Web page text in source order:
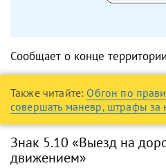
Сообщает о конце
Также читайте: Обгон по
совершать маневр, штрафы за
Знак 5.10 «Выезд на
движением»